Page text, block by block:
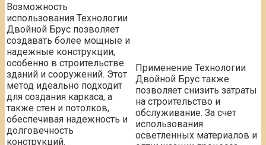
Возможность
использования Технологии
Двойной Брус позволяет
создавать более мощные и
надежные конструкции,
особенно в строительстве
зданий и сооружений. Этот
метод идеально подходит
для создания каркаса, а
также стен и потолков,
обеспечивая надежность и
долговечность
конструкций.
Применение Технологии
Двойной Брус также
позволяет снизить затраты
на строительство и
обслуживание. За счет
использования
осветленных материалов и